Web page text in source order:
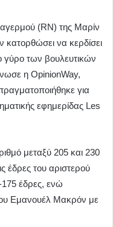
(RN) της Μαρίν
κατορθώσει να κερδίσει
γύρο των βουλευτικών
η OpinionWay,
για
εφημερίδας Les
μεταξύ 205 και 230
έδρες του αριστερού
έδρες, ενώ
Εμανουέλ Μακρόν με